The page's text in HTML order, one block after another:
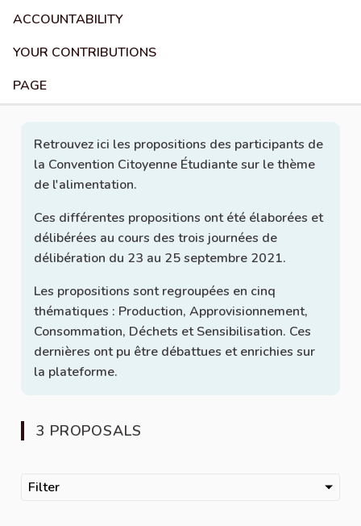
ACCOUNTABILITY
YOUR CONTRIBUTIONS
PAGE
Retrouvez ici les propositions des participants de
la Convention Citoyenne Étudiante sur le thème
de l'alimentation.
Ces différentes propositions ont été élaborées et
délibérées au cours des trois journées de
délibération du 23 au 25 septembre 2021.
Les propositions sont regroupées en cinq
thématiques : Production, Approvisionnement,
Consommation, Déchets et Sensibilisation. Ces
dernières ont pu être débattues et enrichies sur
la plateforme.
3 PROPOSALS
Filter